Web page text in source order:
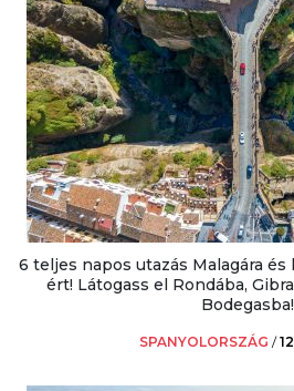
6 teljes napos utazás Malagára
ért! Látogass el Rondába,
Bodegasba!
SPANYOLORSZÁG /